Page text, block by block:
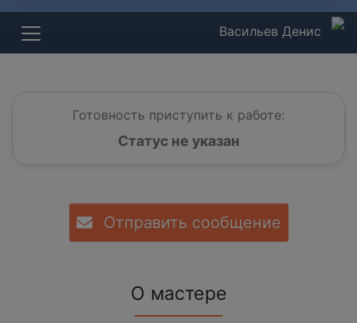
Васильев Денис
Готовность приступить к работе:
Статус не указан
Отправить сообщение
О мастере